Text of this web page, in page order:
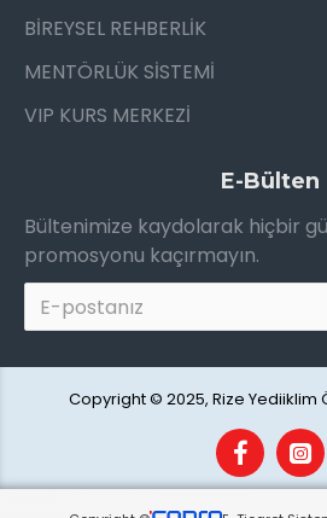
BİREYSEL REHBERLİK
MENTÖRLÜK SİSTEMİ
VIP KURS MERKEZİ
E-Bülten
Bültenimize kaydolarak hiçbir
promosyonu kaçırmayın.
Copyright © 2025, Rize Yediiklim